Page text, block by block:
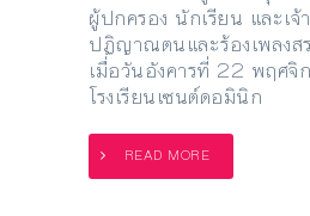
ผู้ปกครอง นักเรียน และเ
ปฏิญาณตนและร้องเพลงส
เมื่อวันอังคารที่ 22 พฤศ
โรงเรียนเซนต์ดอมินิก
READ MORE